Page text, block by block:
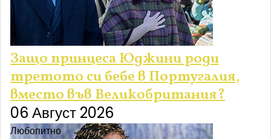
Защо принцеса Юджини роди
третото си бебе в Португалия,
вместо във Великобритания?
06 Август 2026
Любопитно